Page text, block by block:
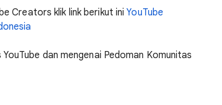
Creators klik link berikut iniYouTube
dan mengenai Pedoman Komunitas